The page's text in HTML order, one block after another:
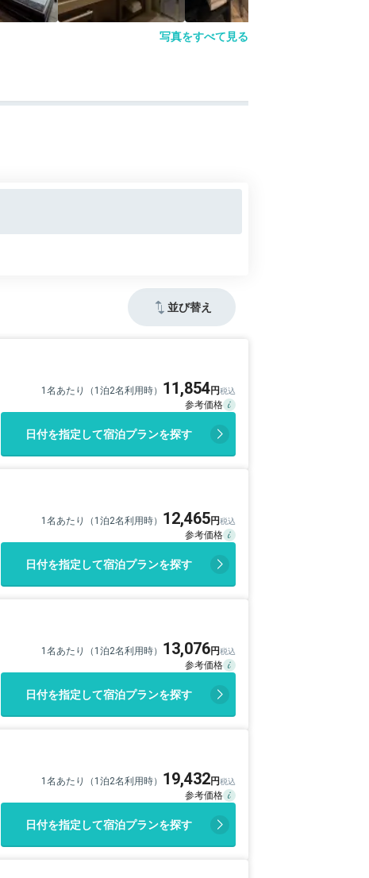
写真をすべて見る
並び替え
1名あたり（1泊2名利用時） 11,854
日付を指定して宿泊プランを探す
1名あたり（1泊2名利用時） 12,465
日付を指定して宿泊プランを探す
1名あたり（1泊2名利用時） 13,076
日付を指定して宿泊プランを探す
1名あたり（1泊2名利用時） 19,432
日付を指定して宿泊プランを探す